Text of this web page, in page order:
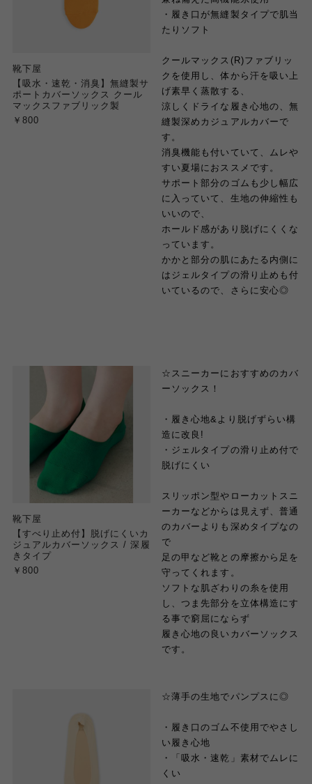
靴下屋
【吸水・速乾・消臭】無縫製サ
ポートカバーソックス クール
マックスファブリック製
￥800
・履き口が無縫製タイプで肌当
たりソフト
クールマックス(R)ファブリッ
クを使用し、体から汗を吸い上
げ素早く蒸散する、
涼しくドライな履き心地の、無
縫製深めカジュアルカバーで
す。
消臭機能も付いていて、ムレや
すい夏場におススメです。
サポート部分のゴムも少し幅広
に入っていて、生地の伸縮性も
いいので、
ホールド感があり脱げにくくな
っています。
かかと部分の肌にあたる内側に
はジェルタイプの滑り止めも付
いているので、さらに安心◎
靴下屋
【すべり止め付】脱げにくいカ
ジュアルカバーソックス / 深履
きタイプ
￥800
☆スニーカーにおすすめのカバ
ーソックス！
・履き心地&より脱げずらい構
造に改良!
・ジェルタイプの滑り止め付で
脱げにくい
スリッポン型やローカットスニ
ーカーなどからは見えず、普通
のカバーよりも深めタイプなの
で
足の甲など靴との摩擦から足を
守ってくれます。
ソフトな肌ざわりの糸を使用
し、つま先部分を立体構造にす
る事で窮屈にならず
履き心地の良いカバーソックス
です。
☆薄手の生地でパンプスに◎
・履き口のゴム不使用でやさし
い履き心地
・「吸水・速乾」素材でムレに
くい